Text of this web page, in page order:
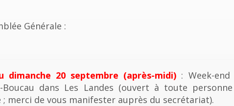
Générale :
20 septembre (après-midi) : Week-
Boucau dans Les Landes (ouvert à toute
merci de vous manifester auprès du secrétariat).